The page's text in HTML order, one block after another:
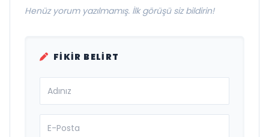
Henüz yorum yazılmamış. İlk görüşü siz bildirin!
FIKIR BELIRT